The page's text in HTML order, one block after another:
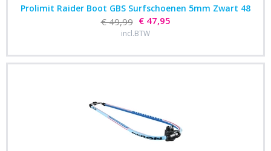
Prolimit Raider Boot GBS Surfschoenen 5mm Zwart 48
€ 49,99 € 47,95
incl.BTW